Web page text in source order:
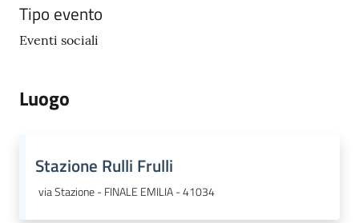
Tipo evento
Eventi sociali
Luogo
Stazione Rulli Frulli
via Stazione - FINALE EMILIA - 41034